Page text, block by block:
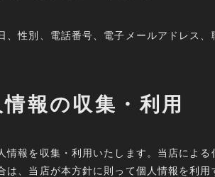
性別、電話番号、電子メールアドレス
報の収集・利用
報を収集・利用いたします。当店によ
、当店が本方針に則って個人情報を利用